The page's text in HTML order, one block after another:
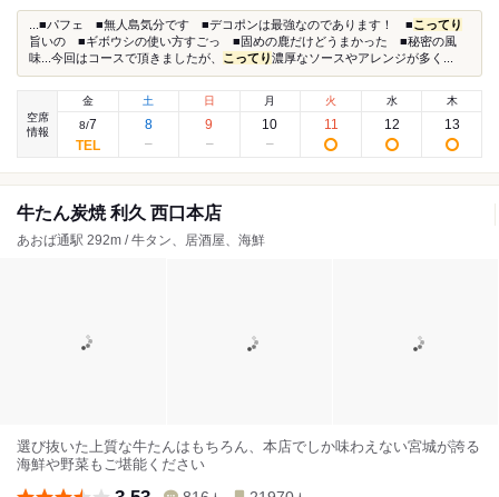
...■パフェ ■無人島気分です ■デコポンは最強なのであります！ ■こってり
旨いの ■ギボウシの使い方すごっ ■固めの鹿だけどうまかった ■秘密の風
味...今回はコースで頂きましたが、 こってり濃厚なソースやアレンジが多く...
空席
情報
金
8/7
土
8
日
9
月
10
火
11
水
12
木
13
牛たん炭焼 利久 西口本店
あおば通駅 292m / 牛タン、居酒屋、海鮮
選び抜いた上質な牛たんはもちろん、本店でしか味わえない宮城が誇る
海鮮や野菜もご堪能ください